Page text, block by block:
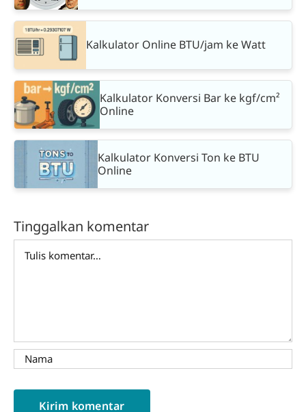
Kalkulator Online BTU/jam ke Watt
Kalkulator Konversi Bar ke kgf/cm²
Online
Kalkulator Konversi Ton ke BTU
Online
Tinggalkan komentar